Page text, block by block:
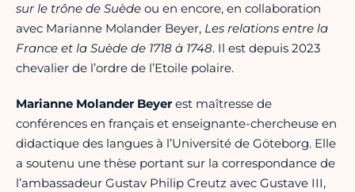
sur le trône de Suède ou en encore, en collaboration
avec Marianne Molander Beyer, Les relations entre la
France et la Suède de 1718 à 1748. Il est depuis 2023
chevalier de l’ordre de l’Etoile polaire.
Marianne Molander Beyerest maîtresse de
conférences en français et enseignante-chercheuse en
didactique des langues à l’Université de Göteborg. Elle
a soutenu une thèse portant sur la correspondance de
l’ambassadeur Gustav Philip Creutz avec Gustave III,